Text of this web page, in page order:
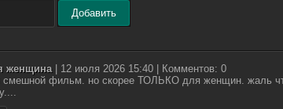
Добавить
женщина| 12 июля 2026 15:40 | Комментов: 0
смешной фильм. но скорее ТОЛЬКО для женщин. жаль